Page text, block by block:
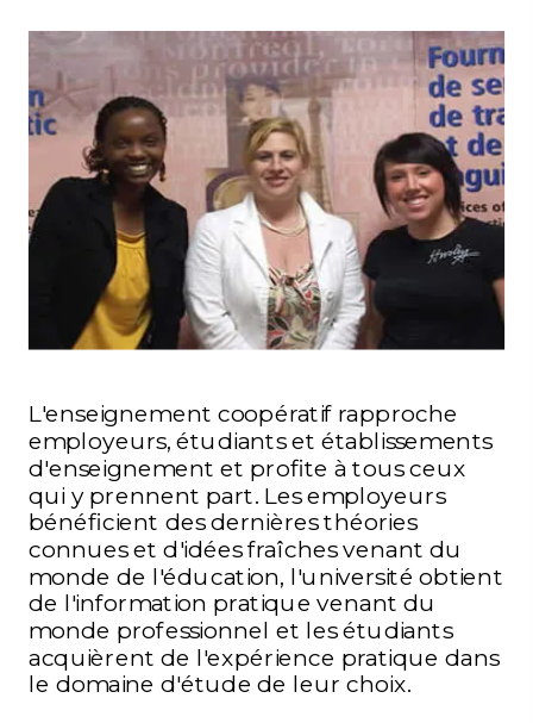
L'enseignement coopératif rapproche
employeurs, étudiants et établissements
d'enseignement et profite à tous ceux
qui y prennent part. Les employeurs
bénéficient des dernières théories
connues et d'idées fraîches venant du
monde de l'éducation, l'université obtient
de l'information pratique venant du
monde professionnel et les étudiants
acquièrent de l'expérience pratique dans
le domaine d'étude de leur choix.